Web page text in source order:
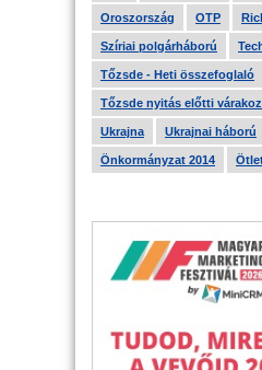
Oroszország OTP
Szíriai polgárháború
Tőzsde - Heti összefoglaló
Tőzsde nyitás előtti
Ukrajna Ukrajnai háború
Önkormányzat 2014